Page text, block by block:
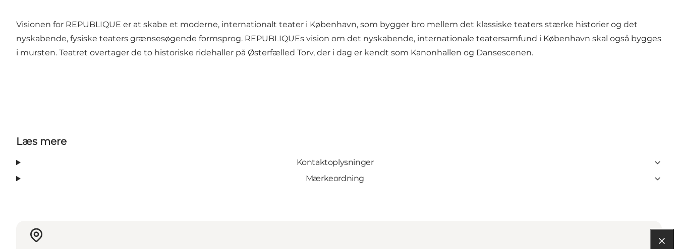
Visionen for REPUBLIQUE er at skabe et moderne, internationalt teater i København, som bygger bro mellem det klassiske teaters stærke historier og det
nyskabende, fysiske teaters grænsesøgende formsprog. REPUBLIQUEs vision om det nyskabende, internationale teatersamfund i København skal også bygges
i mursten. Teatret overtager de to historiske ridehaller på Østerfælled Torv, der i dag er kendt som Kanonhallen og Dansescenen.
Læs mere
Kontaktoplysninger
Mærkeordning